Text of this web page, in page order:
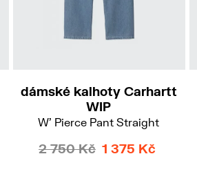
dámské kalhoty Carhartt
WIP
W' Pierce Pant Straight
2 750 Kč 1 375 Kč